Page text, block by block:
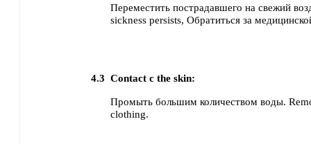
Переместить пострадавшего на свежий
sickness persists, Обратиться за
4.3 Contact с the skin:
Промыть большим количеством воды.
clothing.